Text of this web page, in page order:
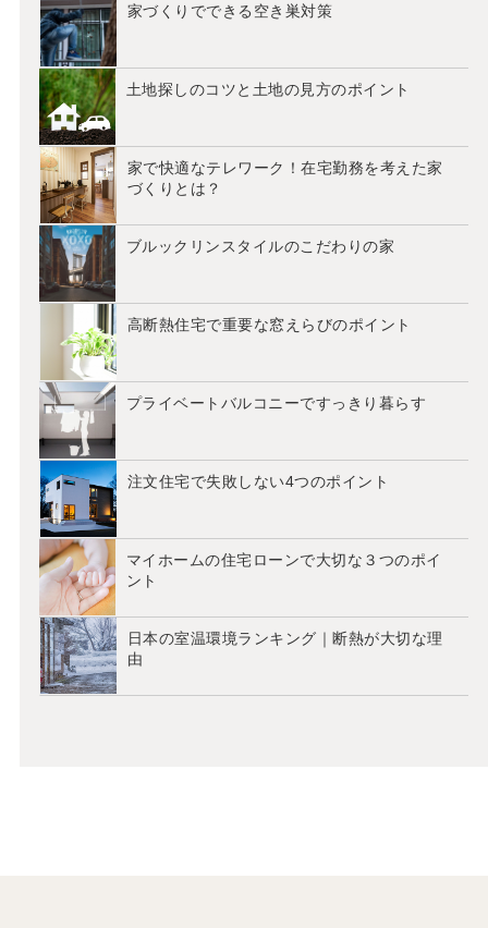
家づくりでできる空き巣対策
土地探しのコツと土地の見方のポイント
家で快適なテレワーク！在宅勤務を考えた家
づくりとは？
ブルックリンスタイルのこだわりの家
高断熱住宅で重要な窓えらびのポイント
プライベートバルコニーですっきり暮らす
注文住宅で失敗しない4つのポイント
マイホームの住宅ローンで大切な３つのポイ
ント
日本の室温環境ランキング｜断熱が大切な理
由